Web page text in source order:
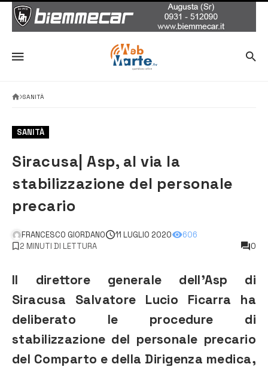
SANITÀ
SANITÀ
Siracusa| Asp, al via la
stabilizzazione del personale
precario
FRANCESCO GIORDANO 11 LUGLIO 2020
606
2 MINUTI DI LETTURA
0
Il direttore generale dell’Asp di
Siracusa Salvatore Lucio Ficarra ha
deliberato le procedure di
stabilizzazione del personale precario
del Comparto e della Dirigenza medica,